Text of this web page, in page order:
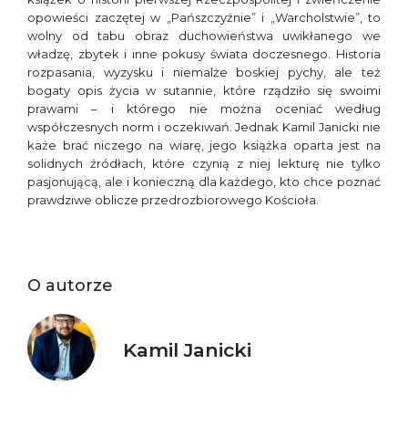
opowieści zaczętej w „Pańszczyźnie” i „Warcholstwie”, to
wolny od tabu obraz duchowieństwa uwikłanego we
władzę, zbytek i inne pokusy świata doczesnego. Historia
rozpasania, wyzysku i niemalże boskiej pychy, ale też
bogaty opis życia w sutannie, które rządziło się swoimi
prawami – i którego nie można oceniać według
współczesnych norm i oczekiwań. Jednak Kamil Janicki nie
każe brać niczego na wiarę, jego książka oparta jest na
solidnych źródłach, które czynią z niej lekturę nie tylko
pasjonującą, ale i konieczną dla każdego, kto chce poznać
prawdziwe oblicze przedrozbiorowego Kościoła.
O autorze
Kamil Janicki